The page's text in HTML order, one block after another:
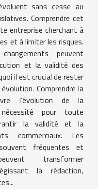
sans cesse au
Comprendre cet
entreprise cherchant à
et à limiter les risques.
peuvent
et la validité des
il est crucial de rester
Comprendre la
l’évolution de la
pour toute
la validité et la
commerciaux. Les
fréquentes et
transformer
la rédaction,